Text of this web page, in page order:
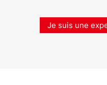
Je suis une